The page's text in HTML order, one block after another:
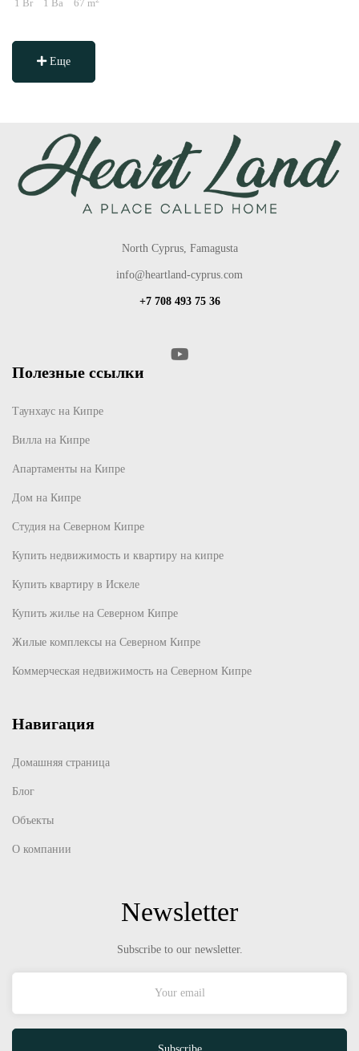
1 Br 1 Ba 67 m
Еще
North Cyprus, Famagusta
info@heartland-cyprus.com
+7 708 493 75 36
Полезные ссылки
Таунхаус на Кипре
Вилла на Кипре
Апартаменты на Кипре
Дом на Кипре
Студия на Северном Кипре
Купить недвижимость и квартиру на кипре
Купить квартиру в Искеле
Купить жилье на Северном Кипре
Жилые комплексы на Северном Кипре
Коммерческая недвижимость на Северном Кипре
Навигация
Домашняя страница
Блог
Объекты
О компании
Newsletter
Subscribe to our newsletter.